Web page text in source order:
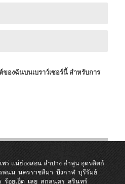
องฉันบนเบราว์เซอร์นี้ สำหรับการ
พร่ แม่ฮ่องสอน ลำปาง ลำพูน อุตรดิตถ์
พนม นครราชสีมา บึงกาฬ บุรีรัมย์
ร้อยเอ็ด เลย สกลนคร สุรินทร์